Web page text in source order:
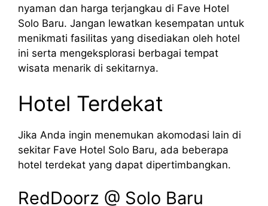
nyaman dan harga terjangkau di Fave Hotel
Solo Baru. Jangan lewatkan kesempatan untuk
menikmati fasilitas yang disediakan oleh hotel
ini serta mengeksplorasi berbagai tempat
wisata menarik di sekitarnya.
Hotel Terdekat
Jika Anda ingin menemukan akomodasi lain di
sekitar Fave Hotel Solo Baru, ada beberapa
hotel terdekat yang dapat dipertimbangkan.
RedDoorz @ Solo Baru